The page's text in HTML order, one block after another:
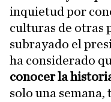
inquietud por
culturas de otras
subrayado el
ha considerado
conocer la
solo una